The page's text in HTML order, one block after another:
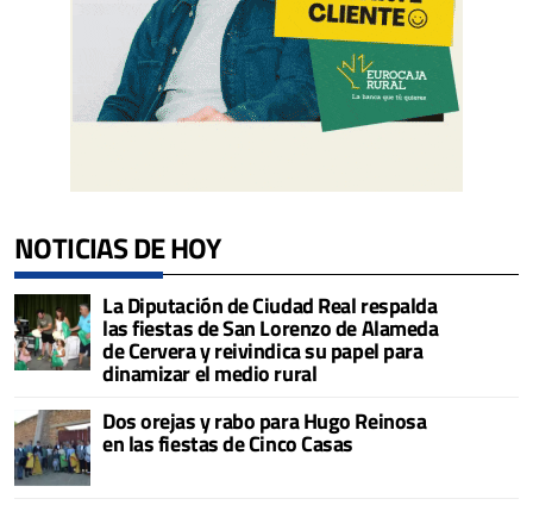
NOTICIAS DE HOY
La Diputación de Ciudad Real respalda
las fiestas de San Lorenzo de Alameda
de Cervera y reivindica su papel para
dinamizar el medio rural
Dos orejas y rabo para Hugo Reinosa
en las fiestas de Cinco Casas